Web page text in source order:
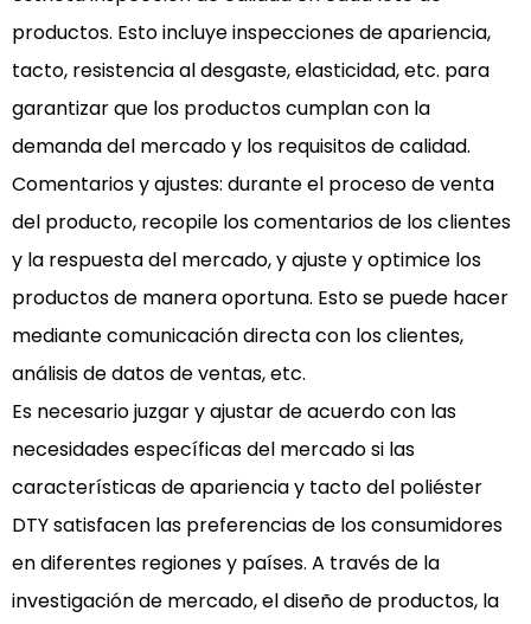
productos. Esto incluye inspecciones de apariencia,
tacto, resistencia al desgaste, elasticidad, etc. para
garantizar que los productos cumplan con la
demanda del mercado y los requisitos de calidad.
Comentarios y ajustes: durante el proceso de venta
del producto, recopile los comentarios de los clientes
y la respuesta del mercado, y ajuste y optimice los
productos de manera oportuna. Esto se puede hacer
mediante comunicación directa con los clientes,
análisis de datos de ventas, etc.
Es necesario juzgar y ajustar de acuerdo con las
necesidades específicas del mercado si las
características de apariencia y tacto del poliéster
DTY satisfacen las preferencias de los consumidores
en diferentes regiones y países. A través de la
investigación de mercado, el diseño de productos, la